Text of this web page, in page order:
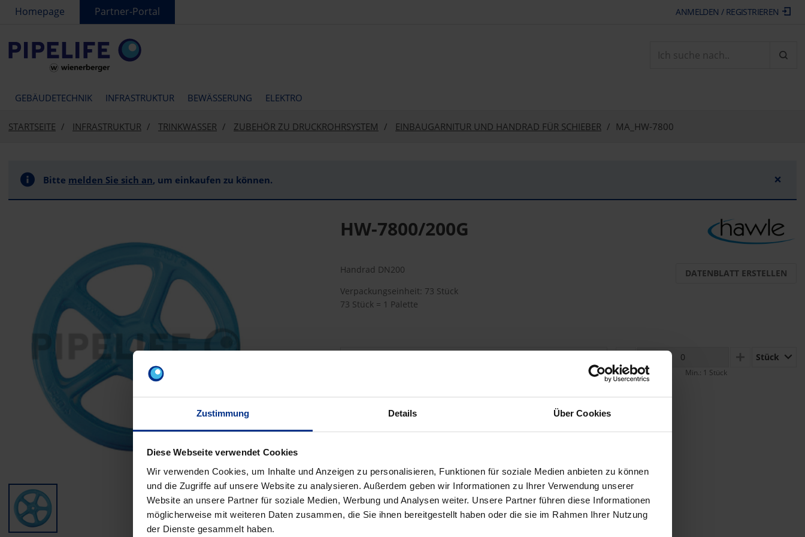
Zustimmung Details Über Cookies
Diese Webseite verwendet Cookies
Wir verwenden Cookies, um Inhalte und Anzeigen zu personalisieren, Funktionen für soziale Medien anbieten zu können
und die Zugriffe auf unsere Website zu analysieren. Außerdem geben wir Informationen zu Ihrer Verwendung unserer
Website an unsere Partner für soziale Medien, Werbung und Analysen weiter. Unsere Partner führen diese Informationen
möglicherweise mit weiteren Daten zusammen, die Sie ihnen bereitgestellt haben oder die sie im Rahmen Ihrer Nutzung
der Dienste gesammelt haben.
text.skipToContent
text.skipToNavigation
Homepage Partner-Portal ANMELDEN / REGISTRIEREN
GEBÄUDETECHNIK INFRASTRUKTUR BEWÄSSERUNG ELEKTRO
STARTSEITE INFRASTRUKTUR TRINKWASSER ZUBEHÖR ZU DRUCKROHRSYSTEM EINBAUGARNITUR UND HANDRAD FÜR SCHIEBER MA_HW-7800
Bitte melden Sie sich an, um einkaufen zu können. ×
HW-7800/200G
Handrad DN200
Verpackungseinheit: 73 Stück
73 Stück = 1 Palette
DATENBLATT ERSTELLEN
PLUSStück
Min.: 1 Stück
79,10 € AAT